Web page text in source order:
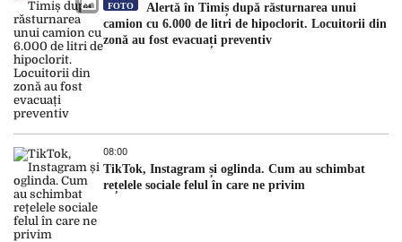
FOTO
Alertă în Timiș după răsturnarea unui
camion cu 6.000 de litri de hipoclorit. Locuitorii din
zonă au fost evacuați preventiv
08:00
TikTok, Instagram și oglinda. Cum au schimbat
rețelele sociale felul în care ne privim